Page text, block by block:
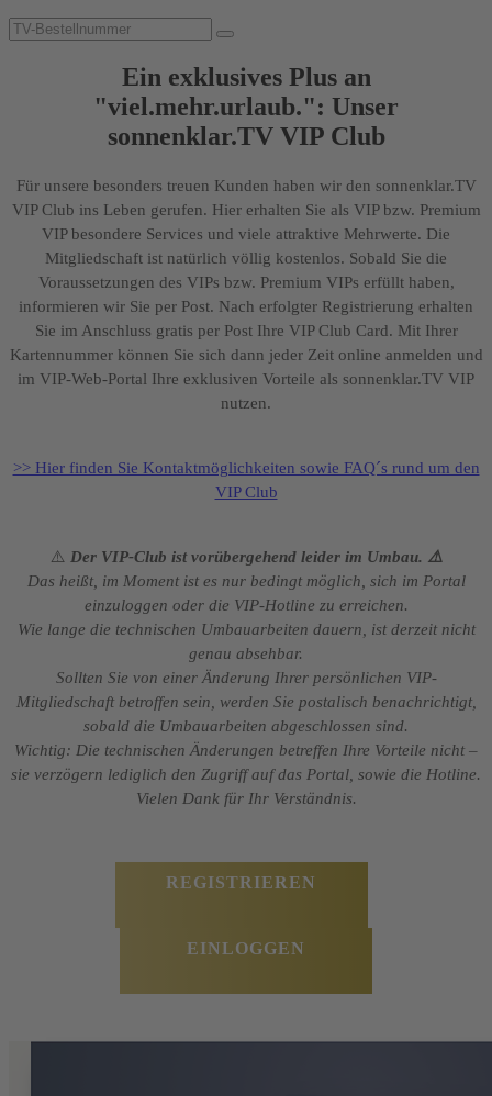
Ein exklusives Plus an
"viel.mehr.urlaub.": Unser
sonnenklar.TV VIP Club
Für unsere besonders treuen Kunden haben wir den sonnenklar.TV
VIP Club ins Leben gerufen. Hier erhalten Sie als VIP bzw. Premium
VIP besondere Services und viele attraktive Mehrwerte. Die
Mitgliedschaft ist natürlich völlig kostenlos. Sobald Sie die
Voraussetzungen des VIPs bzw. Premium VIPs erfüllt haben,
informieren wir Sie per Post. Nach erfolgter Registrierung erhalten
Sie im Anschluss gratis per Post Ihre VIP Club Card. Mit Ihrer
Kartennummer können Sie sich dann jeder Zeit online anmelden und
im VIP-Web-Portal Ihre exklusiven Vorteile als sonnenklar.TV VIP
nutzen.
>> Hier finden Sie Kontaktmöglichkeiten sowie FAQ´s rund um den
VIP Club
⚠️ Der VIP-Club ist vorübergehend leider im Umbau. ⚠️
Das heißt, im Moment ist es nur bedingt möglich, sich im Portal
einzuloggen oder die VIP-Hotline zu erreichen.
Wie lange die technischen Umbauarbeiten dauern, ist derzeit nicht
genau absehbar.
Sollten Sie von einer Änderung Ihrer persönlichen VIP-
Mitgliedschaft betroffen sein, werden Sie postalisch benachrichtigt,
sobald die Umbauarbeiten abgeschlossen sind.
Wichtig: Die technischen Änderungen betreffen Ihre Vorteile nicht –
sie verzögern lediglich den Zugriff auf das Portal, sowie die Hotline.
Vielen Dank für Ihr Verständnis.
REGISTRIEREN
EINLOGGEN